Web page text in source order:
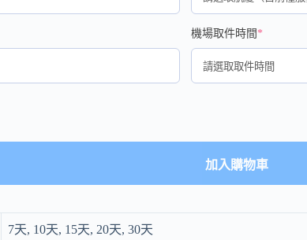
機場取件時間 *
加入購物車
7天, 10天, 15天, 20天, 30天